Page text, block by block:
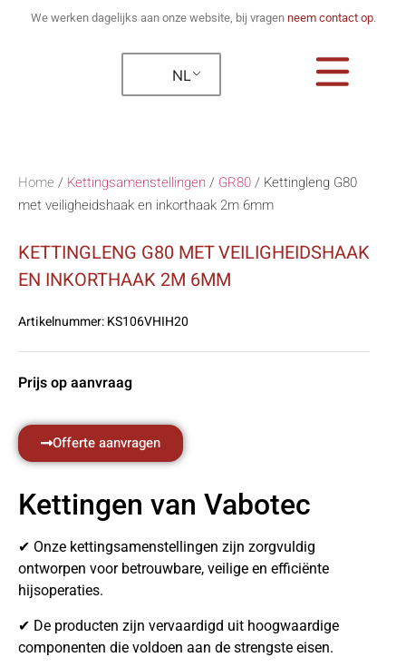
We werken dagelijks aan onze website, bij vragen neem contact op.
NL
Home / Kettingsamenstellingen / GR80/ Kettingleng G80
met veiligheidshaak en inkorthaak 2m 6mm
KETTINGLENG G80 MET VEILIGHEIDSHAAK
EN INKORTHAAK 2M 6MM
Artikelnummer:KS106VHIH20
Prijs op aanvraag
Offerte aanvragen
Kettingen van Vabotec
✔ Onze kettingsamenstellingen zijn zorgvuldig
ontworpen voor betrouwbare, veilige en efficiënte
hijsoperaties.
✔ De producten zijn vervaardigd uit hoogwaardige
componenten die voldoen aan de strengste eisen.